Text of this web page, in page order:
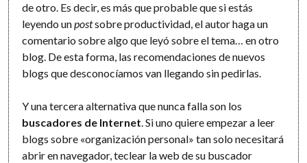
de otro. Es decir, es más que probable que si estás
leyendo unpostsobre productividad, el autor haga un
comentario sobre algo que leyó sobre el tema… en otro
blog. De esta forma, las recomendaciones de nuevos
blogs que desconocíamos van llegando sin pedirlas.
Y una tercera alternativa que nunca falla son los
buscadores de Internet. Si uno quiere empezar a leer
blogs sobre «organización personal» tan solo necesitará
abrir en navegador, teclear la web de su buscador